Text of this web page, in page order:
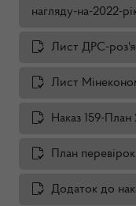
нагляду-на-2022-
Лист ДРС-
Лист
Наказ 159-
План
Додаток до